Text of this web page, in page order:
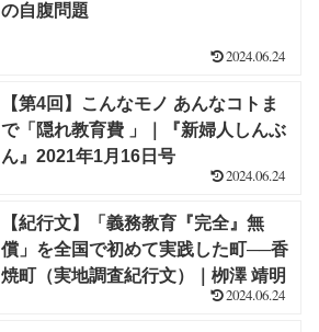
の自腹問題
2024.06.24
【第4回】こんなモノ あんなコトま
で「隠れ教育費 」｜『新婦人しんぶ
ん』2021年1月16日号
2024.06.24
【紀行文】「義務教育『完全』無
償」を全国で初めて実践した町──香
焼町（実地調査紀行文）｜栁澤 靖明
2024.06.24